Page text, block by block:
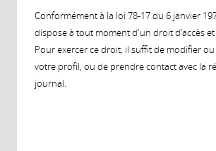
Conformément à la loi 78-17 du 6 janvier
dispose à tout moment d'un droit d'accès
Pour exercer ce droit, il suffit de modifier
votre profil, ou de prendre contact avec la
journal.